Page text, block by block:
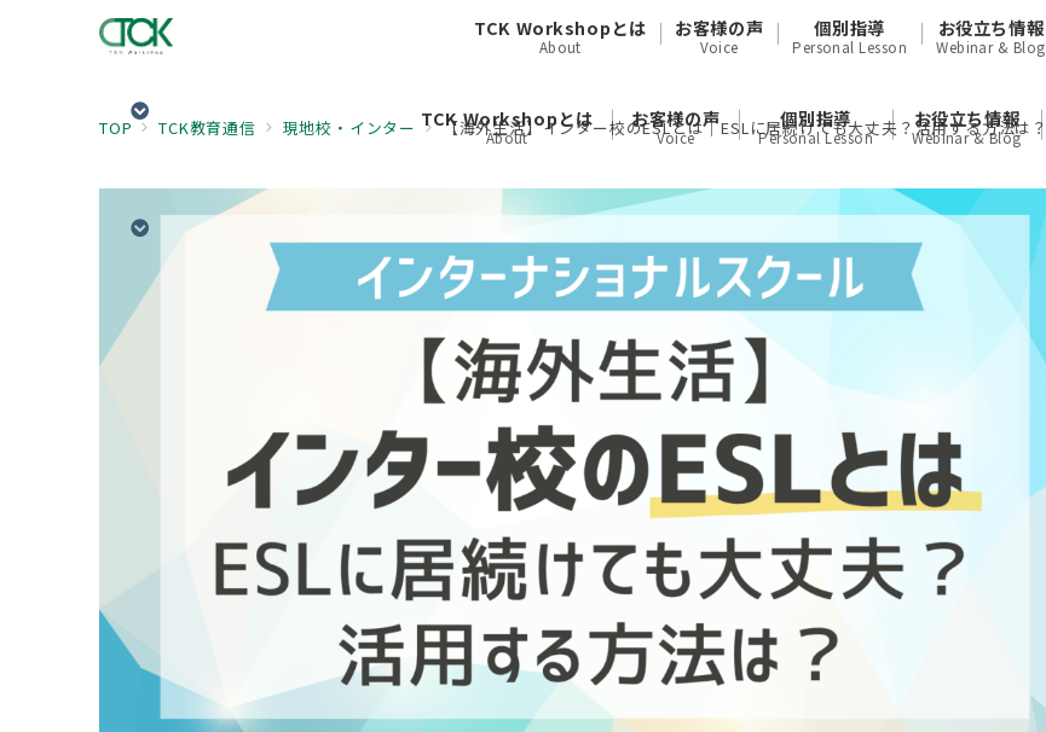
TCK Workshopとは
About
お客様の声
Voice
個別指導
Personal Lesson
お役立ち情報
Webinar & Blog
TCK Workshopとは
About
お客様の声
Voice
個別指導
Personal Lesson
お役立ち情報
Webinar & Blog
TOP TCK教育通信 現地校・インター 【海外生活】インター校のESLとは｜ESLに居続けても大丈夫？活用する方法は？